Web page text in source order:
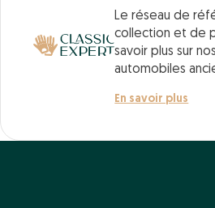
Le réseau de
collection et de
savoir plus sur
automobiles
En savoir plus